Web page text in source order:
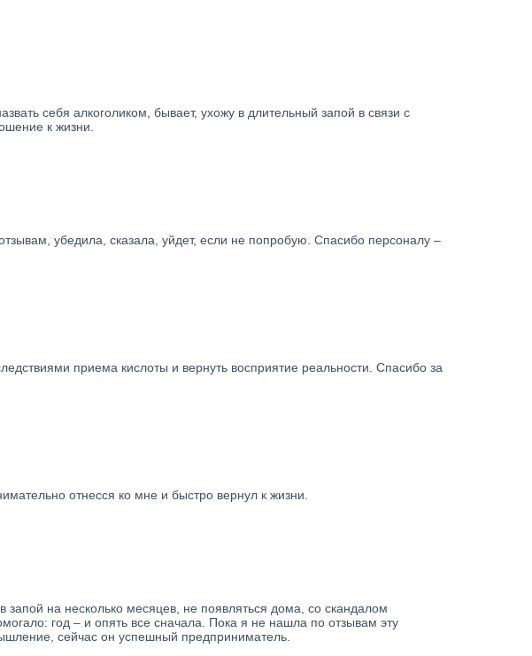
себя алкоголиком, бывает, ухожу в длительный запой в связи с
к жизни.
убедила, сказала, уйдет, если не попробую. Спасибо персоналу –
приема кислоты и вернуть восприятие реальности. Спасибо за
отнесся ко мне и быстро вернул к жизни.
на несколько месяцев, не появляться дома, со скандалом
год – и опять все сначала. Пока я не нашла по отзывам эту
сейчас он успешный предприниматель.